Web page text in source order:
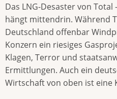
Das LNG-Desaster von Total
hängt mittendrin. Während
Deutschland offenbar
Konzern ein riesiges
Klagen, Terror und
Ermittlungen. Auch ein
Wirtschaft von oben ist eine